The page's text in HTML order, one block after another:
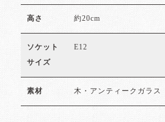
高さ 約20cm
ソケット
サイズ
E12
素材 木・アンティークガラス